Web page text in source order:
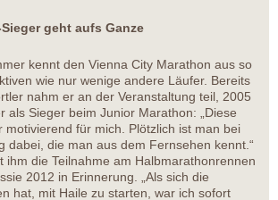
geht aufs Ganze
kennt den Vienna City Marathon aus so
wie nur wenige andere Läufer. Bereits
nahm er an der Veranstaltung teil, 2005
als Sieger beim Junior Marathon: „Diese
motivierend für mich. Plötzlich ist man bei
dabei, die man aus dem Fernsehen kennt.“
ihm die Teilnahme am Halbmarathonrennen
2012 in Erinnerung. „Als sich die
hat, mit Haile zu starten, war ich sofort